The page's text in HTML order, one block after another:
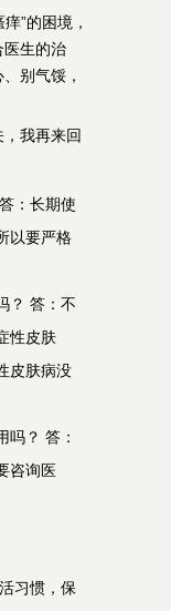
”的困境，
医生的治
别气馁，
我再来回
：长期使
以要严格
？ 答：不
性皮肤
皮肤病没
吗？ 答：
咨询医
习惯，保